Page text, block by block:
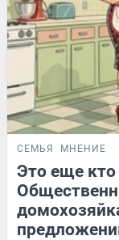
СЕМЬЯ МНЕНИЕ
Это еще